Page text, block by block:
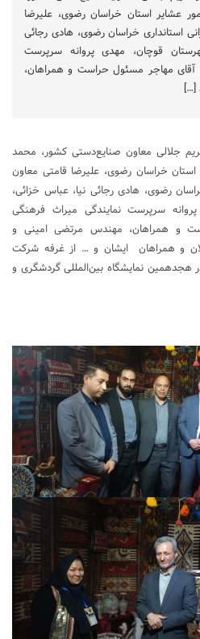
عشایر استان خراسان رضوی، علیرضا
استانداری خراسان رضوی، هادی رجائی
قوچان، مهدی پروانه سرپرست
آقای مهاجر مسئول حراست و همراهان،
[…]
جلالی معاون صنایع‌دستی کشور، محمد
خراسان رضوی، علیرضا قامتی معاون
رضوی، هادی رجائی نیا، عباس خزائی،
سرپرست نمایندگی میراث فرهنگی
و همراهان، مهندس مرتضی امینی و
و همراهان ایشان و … از غرفه شرکت
هجدهمین نمایشگاه بین‌المللی گردشگری و